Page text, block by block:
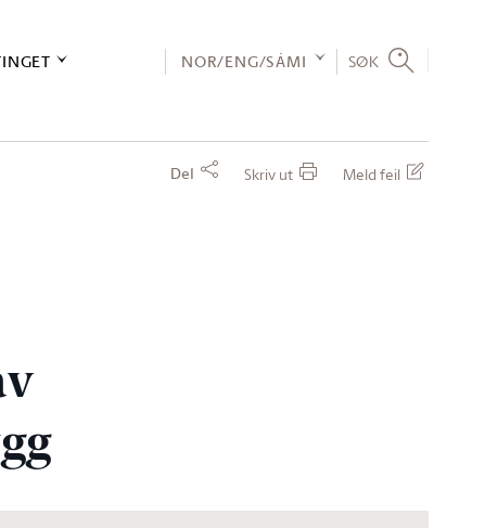
NOR/ENG/SÁMI SØK
Del Skriv ut Meld feil